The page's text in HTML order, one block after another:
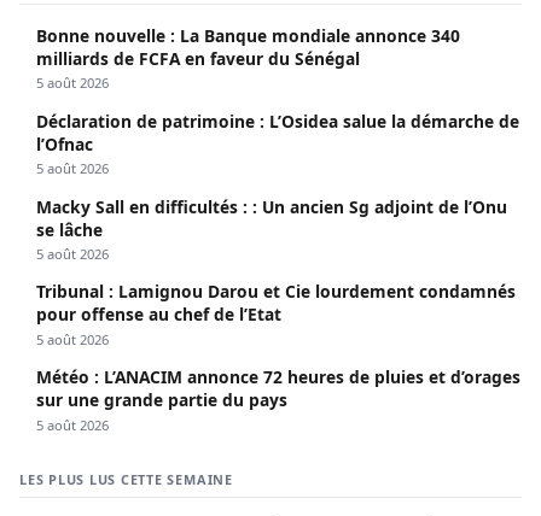
Bonne nouvelle : La Banque mondiale annonce 340
milliards de FCFA en faveur du Sénégal
5 août 2026
Déclaration de patrimoine : L’Osidea salue la démarche de
l’Ofnac
5 août 2026
Macky Sall en difficultés : : Un ancien Sg adjoint de l’Onu
se lâche
5 août 2026
Tribunal : Lamignou Darou et Cie lourdement condamnés
pour offense au chef de l’Etat
5 août 2026
Météo : L’ANACIM annonce 72 heures de pluies et d’orages
sur une grande partie du pays
5 août 2026
LES PLUS LUS CETTE SEMAINE